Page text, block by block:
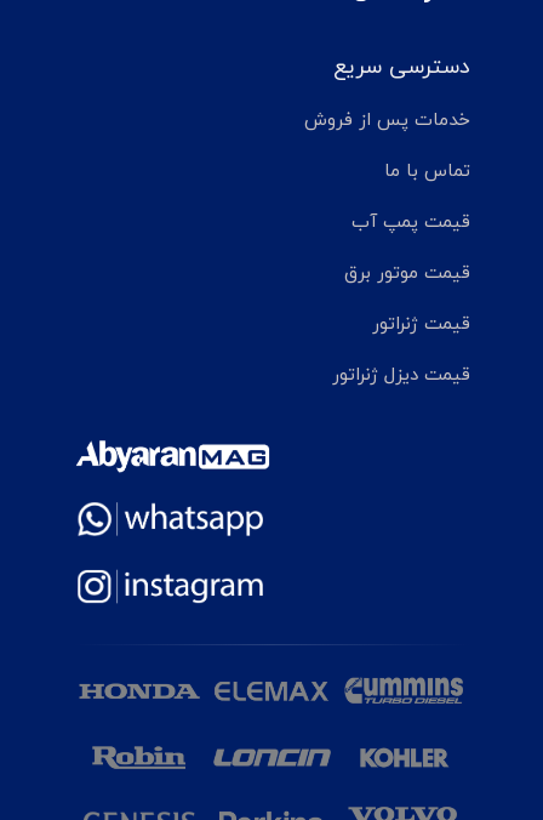
دسترسی سریع
خدمات پس از فروش
تماس با ما
قیمت پمپ آب
قیمت موتور برق
قیمت ژنراتور
قیمت دیزل ژنراتور